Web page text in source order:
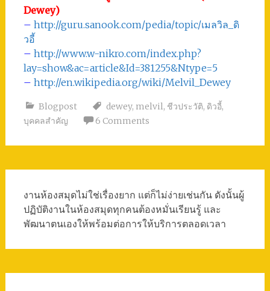
Dewey)
– http://guru.sanook.com/pedia/topic/เมลวิล_ดิ
วอี้
– http://www.w-nikro.com/index.php?
lay=show&ac=article&Id=381255&Ntype=5
– http://en.wikipedia.org/wiki/Melvil_Dewey
Blogpost dewey, melvil, ชีวประวัติ, ดิวอี้,
บุคคลสำคัญ
6 Comments
งานห้องสมุดไม่ใช่เรื่องยาก แต่ก็ไม่ง่ายเช่นกัน ดังนั้นผู้
ปฏิบัติงานในห้องสมุดทุกคนต้องหมั่นเรียนรู้ และ
พัฒนาตนเองให้พร้อมต่อการให้บริการตลอดเวลา